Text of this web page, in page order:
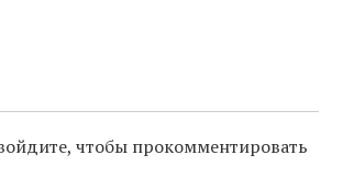
чтобы прокомментировать